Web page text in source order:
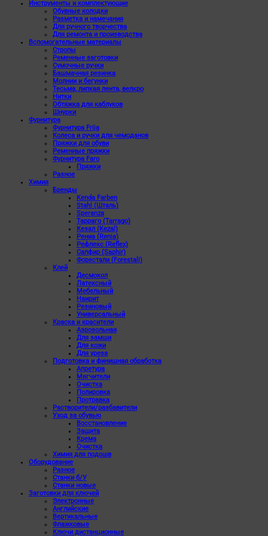
Инструменты и комплектующие
Обувные колодки
Разметка и намечания
Для ручного творчества
Для ремонта и производства
Вспомогательные материалы
Стропы
Ременные заготовки
Сумочные ручки
Башмачная резинка
Молнии и бегунки
Тесьма, липкая лента, велкро
Нитки
Обтяжка для каблуков
Шнурки
Фурнитура
Фурнитура Frija
Колеса и ручки для чемоданов
Пряжки для обуви
Ременные пряжки
Фурнитура Faro
Пряжки
Разное
Химия
Бренды
Kenda Farben
Stahl (Шталь)
Speranza
Тарраго (Tarrago)
Кезал (Kezal)
Рениа (Renia)
Рефлекс (Reflex)
Сапфир (Saphir)
Форестали (Forestali)
Клей
Десмокол
Латексный
Мебельный
Наирит
Резиновый
Универсальный
Краска и красители
Аэрозольная
Для замши
Для кожи
Для уреза
Подготовка и финишная обработка
Апретура
Мягчители
Очистка
Полировка
Протравка
Растворители/разбавители
Уход за обувью
Восстановление
Защита
Крема
Очистка
Химия для подошв
Оборудование
Разное
Станки б/У
Станки новые
Заготовки для ключей
Электронные
Английские
Вертикальные
Флажковые
Ключи дистанционные